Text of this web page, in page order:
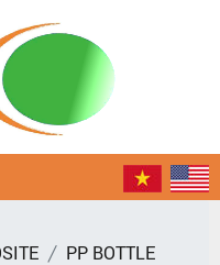
PP BOTTLE